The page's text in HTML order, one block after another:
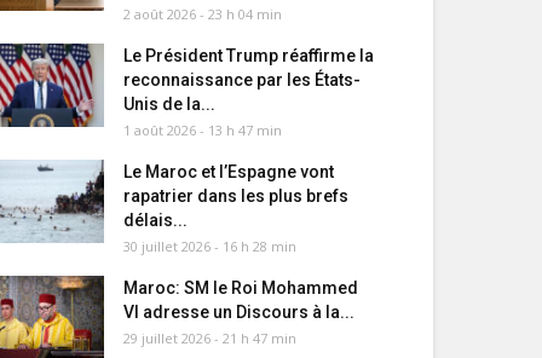
2 août 2026 - 23 h 04 min
Le Président Trump réaffirme la
reconnaissance par les États-
Unis de la...
1 août 2026 - 13 h 47 min
Le Maroc et l’Espagne vont
rapatrier dans les plus brefs
délais...
30 juillet 2026 - 16 h 28 min
Maroc: SM le Roi Mohammed
VI adresse un Discours à la...
29 juillet 2026 - 21 h 47 min